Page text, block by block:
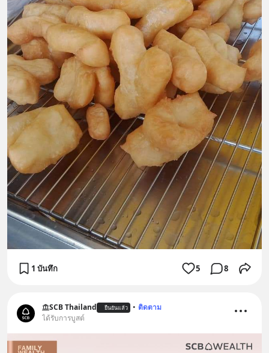
1 บันทึก 5 8
SCB Thailand ยืนยันแล้ว • ติดตาม
ได้รับการบูสต์